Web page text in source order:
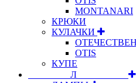
MONTANARI
КРЮКИ
КУЛАЧКИ
OTIS
КУПЕ
⠀⠀⠀⠀⠀⠀Л⠀⠀⠀⠀⠀⠀⠀